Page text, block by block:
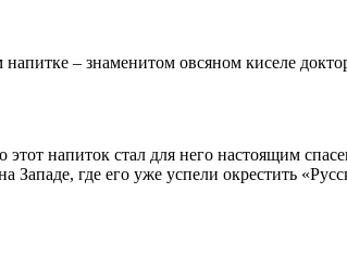
– знаменитом овсяном киселе
напиток стал для него настоящим
Западе, где его уже успели окрестить